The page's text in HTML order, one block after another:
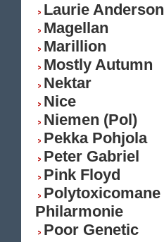
Laurie Anderson
Magellan
Marillion
Mostly Autumn
Nektar
Nice
Niemen (Pol)
Pekka Pohjola
Peter Gabriel
Pink Floyd
Polytoxicomane
Philarmonie
Poor Genetic